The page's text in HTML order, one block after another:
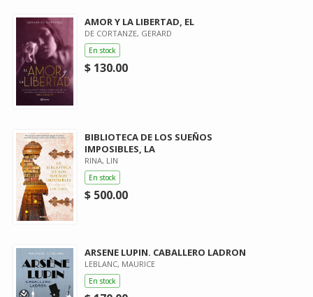
AMOR Y LA LIBERTAD, EL
DE CORTANZE, GERARD
En stock
$ 130.00
BIBLIOTECA DE LOS SUEÑOS
IMPOSIBLES, LA
RINA, LIN
En stock
$ 500.00
ARSENE LUPIN. CABALLERO LADRON
LEBLANC, MAURICE
En stock